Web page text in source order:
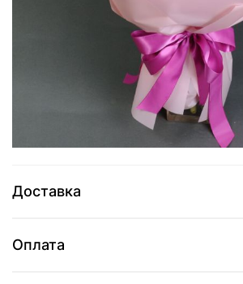
4 129 грн
Додати до кошика
Купити в один клік
Доставка
Оплата